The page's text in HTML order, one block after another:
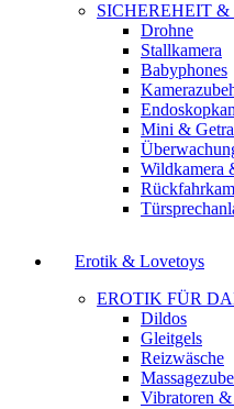
SICHEREHEIT
Drohne
Stallkamera
Babyphones
Mini &
Wildkamera
Erotik & Lovetoys
EROTIK FÜR
Dildos
Gleitgels
Reizwäsche
Vibratoren